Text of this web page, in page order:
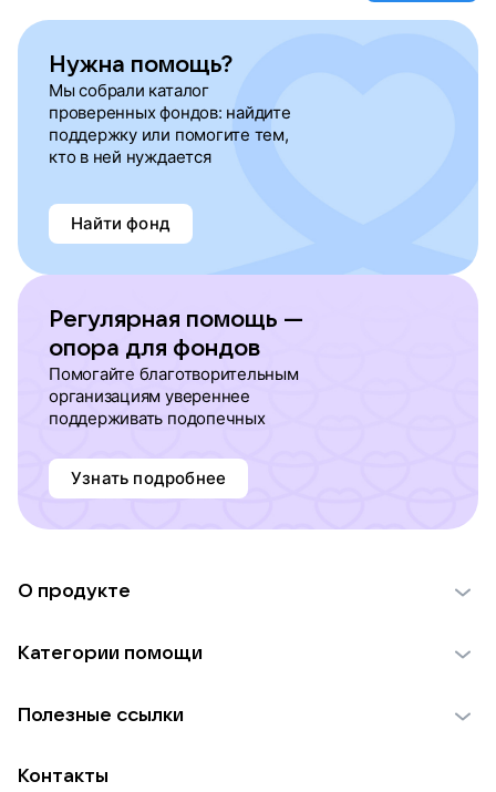
Нужна помощь?
Мы собрали каталог
проверенных фондов: найдите
поддержку или помогите тем,
кто в ней нуждается
Найти фонд
Регулярная помощь —
опора для фондов
Помогайте благотворительным
организациям увереннее
поддерживать подопечных
Узнать подробнее
О продукте
Использование материалов
Для НКО
Категории помощи
Пожилым
Полезные ссылки
Контакты